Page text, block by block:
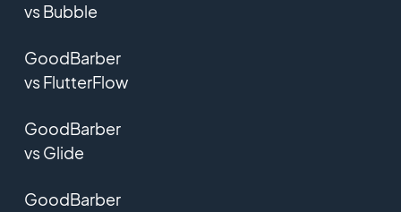
vs Bubble
GoodBarber
vs FlutterFlow
GoodBarber
vs Glide
GoodBarber